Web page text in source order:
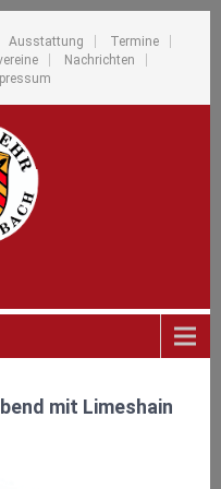
Ausstattung
Termine
Nachrichten
mit Limeshain